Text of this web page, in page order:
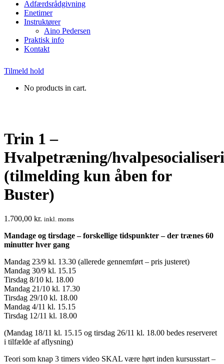
Adfærdsrådgivning
Enetimer
Instruktører
Aino Pedersen
Praktisk info
Kontakt
Tilmeld hold
No products in cart.
Trin 1 –
Hvalpetræning/
(tilmelding kun åben for
Buster)
1.700,00 kr. inkl. moms
Mandage og tirsdage – forskellige tidspunkter – der trænes 60
minutter hver gang
Mandag 23/9 kl. 13.30 (allerede gennemført – pris justeret)
Mandag 30/9 kl. 15.15
Tirsdag 8/10 kl. 18.00
Mandag 21/10 kl. 17.30
Tirsdag 29/10 kl. 18.00
Mandag 4/11 kl. 15.15
Tirsdag 12/11 kl. 18.00
(Mandag 18/11 kl. 15.15 og tirsdag 26/11 kl. 18.00 bedes reserveret
i tilfælde af aflysning)
Teori som knap 3 timers video SKAL være hørt inden kursusstart –